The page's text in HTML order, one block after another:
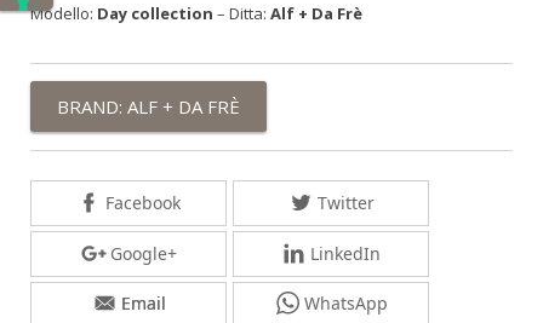
Modello: Day collection – Ditta: Alf + Da Frè
BRAND: ALF + DA FRÈ
Facebook Twitter
Google+ LinkedIn
Email WhatsApp